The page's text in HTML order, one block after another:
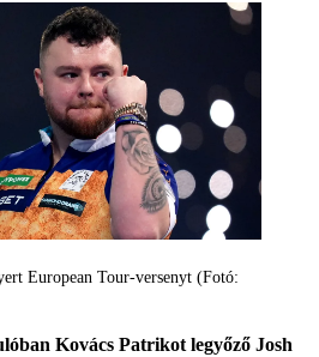
European Tour-versenyt (Fotó:
Kovács Patrikot legyőző Josh